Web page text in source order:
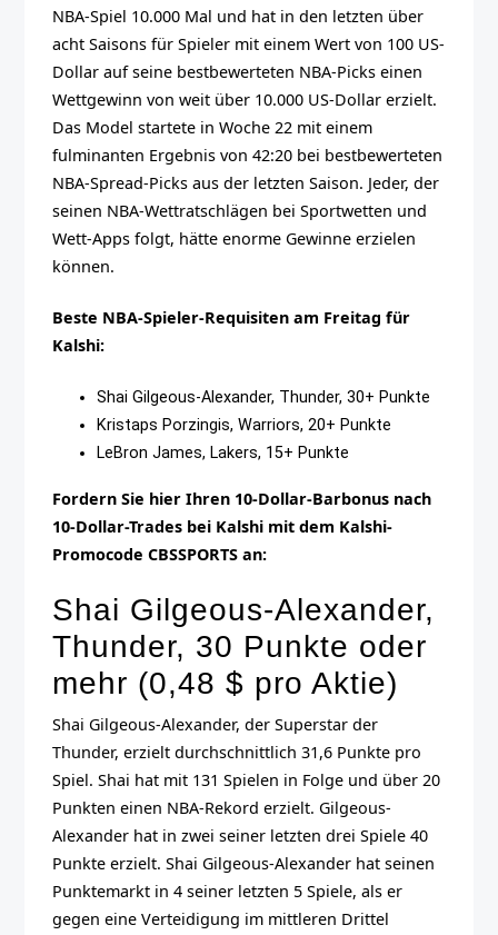
NBA-Spiel 10.000 Mal und hat in den letzten über
acht Saisons für Spieler mit einem Wert von 100 US-
Dollar auf seine bestbewerteten NBA-Picks einen
Wettgewinn von weit über 10.000 US-Dollar erzielt.
Das Model startete in Woche 22 mit einem
fulminanten Ergebnis von 42:20 bei bestbewerteten
NBA-Spread-Picks aus der letzten Saison. Jeder, der
seinen NBA-Wettratschlägen bei Sportwetten und
Wett-Apps folgt, hätte enorme Gewinne erzielen
können.
Beste NBA-Spieler-Requisiten am Freitag für
Kalshi:
Shai Gilgeous-Alexander, Thunder, 30+ Punkte
Kristaps Porzingis, Warriors, 20+ Punkte
LeBron James, Lakers, 15+ Punkte
Fordern Sie hier Ihren 10-Dollar-Barbonus nach
10-Dollar-Trades bei Kalshi mit dem Kalshi-
Promocode CBSSPORTS an:
Shai Gilgeous-Alexander,
Thunder, 30 Punkte oder
mehr (0,48 $ pro Aktie)
Shai Gilgeous-Alexander, der Superstar der
Thunder, erzielt durchschnittlich 31,6 Punkte pro
Spiel. Shai hat mit 131 Spielen in Folge und über 20
Punkten einen NBA-Rekord erzielt. Gilgeous-
Alexander hat in zwei seiner letzten drei Spiele 40
Punkte erzielt. Shai Gilgeous-Alexander hat seinen
Punktemarkt in 4 seiner letzten 5 Spiele, als er
gegen eine Verteidigung im mittleren Drittel